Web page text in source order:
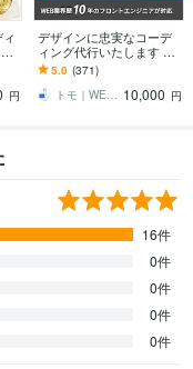
円
デザインに忠実なコーデ
ィング代行いたします WE
B業界歴10年のフロントエ
ンジニアが対応します！
5.0 (371)
トモ｜WEB制作・コーディング 10,000 円
16件
0件
0件
0件
0件